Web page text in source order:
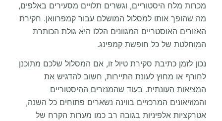
מכרות מלח היסטוריים, וגשרים תלויים מסעירים באלפים,
מה שהופך אותו למסלול המושלם עבור קמפרוואן. חקירת
האזורים האוסטריים המגוונים הללו היא גולת הכותרת
המוחלטת של כל חופשת קמפינג.
נכון לזמן כתיבת סקירת טיול זו, אם המסלול שלכם מתוכנן
לחורף או מחוץ לעונת התיירות, חשוב להדגיש את
המציאות העונתית. בעוד שהמנזרים ההיסטוריים
והמוזיאונים המרכזיים בווינה נשארים פתוחים כל השנה,
אטרקציות אלפיניות בגובה רב כמו מערות הקרח של